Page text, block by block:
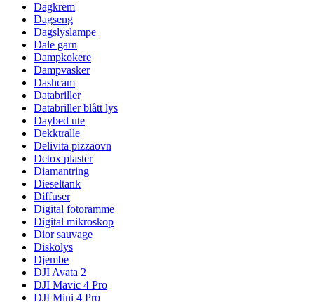
Dagkrem
Dagseng
Dagslyslampe
Dale garn
Dampkokere
Dampvasker
Dashcam
Databriller
Databriller blått lys
Daybed ute
Dekktralle
Delivita pizzaovn
Detox plaster
Diamantring
Dieseltank
Diffuser
Digital fotoramme
Digital mikroskop
Dior sauvage
Diskolys
Djembe
DJI Avata 2
DJI Mavic 4 Pro
DJI Mini 4 Pro